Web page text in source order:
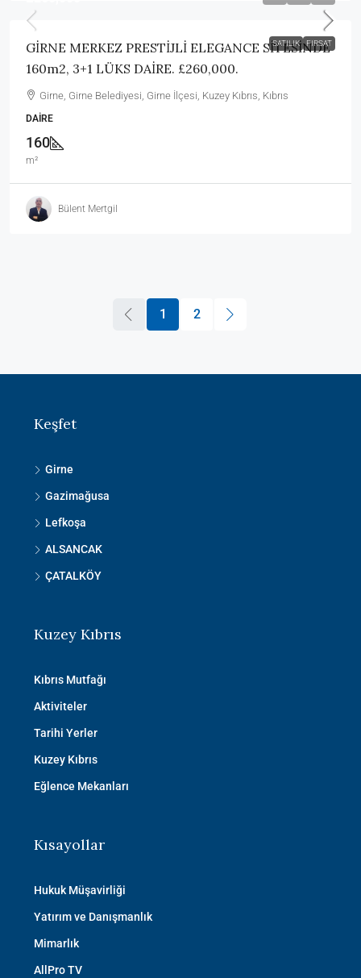
SATILIK FIRSAT
GİRNE MERKEZ PRESTİJLİ ELEGANCE SİTESİNDE
160m2, 3+1 LÜKS DAİRE. £260,000.
Girne, Girne Belediyesi, Girne İlçesi, Kuzey Kıbrıs, Kıbrıs
DAIRE
160
m²
Bülent Mertgil
1 2
Keşfet
Girne
Gazimağusa
Lefkoşa
ALSANCAK
ÇATALKÖY
Kuzey Kıbrıs
Kıbrıs Mutfağı
Aktiviteler
Tarihi Yerler
Kuzey Kıbrıs
Eğlence Mekanları
Kısayollar
Hukuk Müşavirliği
Yatırım ve Danışmanlık
Mimarlık
AllPro TV